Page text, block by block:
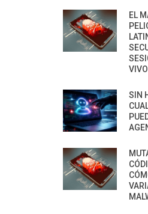
EL
VIVO
SIN